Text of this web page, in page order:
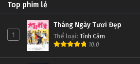
Top phim lẻ
1
Tháng Ngày Tươi Đẹp
Thể loại: Tình Cảm
10.0